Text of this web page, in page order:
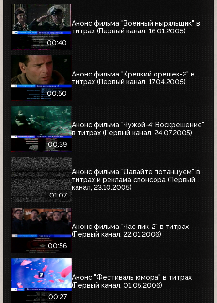
00:40
Анонс фильма "Военный ныряльщик" в
титрах (Первый канал, 16.01.2005)
00:50
Анонс фильма "Крепкий орешек-2" в
титрах (Первый канал, 17.04.2005)
00:39
Анонс фильма "Чужой-4: Воскрешение"
в титрах (Первый канал, 24.07.2005)
01:07
Анонс фильма "Давайте потанцуем" в
титрах и реклама спонсора (Первый
канал, 23.10.2005)
00:56
Анонс фильма "Час пик-2" в титрах
(Первый канал, 22.01.2006)
00:27
Анонс "Фестиваль юмора" в титрах
(Первый канал, 01.05.2006)